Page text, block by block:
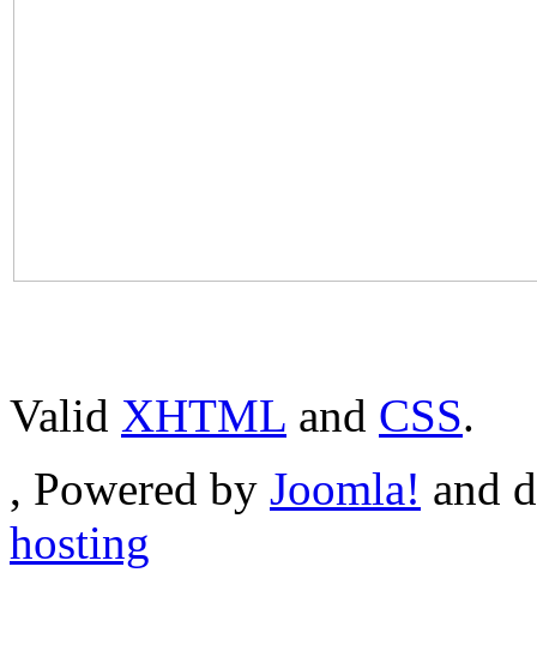
Valid XHTML and CSS.
, Powered by Joomla! and
hosting